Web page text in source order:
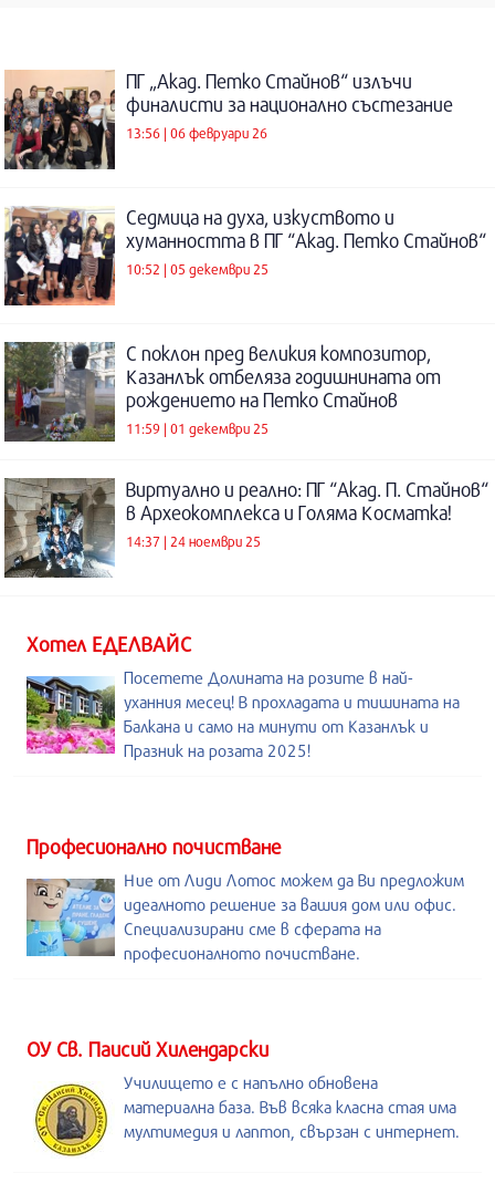
ПГ „Акад. Петко Стайнов“ излъчи
финалисти за национално състезание
13:56 | 06 февруари 26
Седмица на духа, изкуството и
хуманността в ПГ “Акад. Петко Стайнов“
10:52 | 05 декември 25
С поклон пред великия композитор,
Казанлък отбеляза годишнината от
рождението на Петко Стайнов
11:59 | 01 декември 25
Виртуално и реално: ПГ “Акад. П. Стайнов“
в Археокомплекса и Голяма Косматка!
14:37 | 24 ноември 25
Хотел ЕДЕЛВАЙС
Посетете Долината на розите в най-
уханния месец! В прохладата и тишината на
Балкана и само на минути от Казанлък и
Празник на розата 2025!
Професионално почистване
Ние от Лиди Лотос можем да Ви предложим
идеалното решение за вашия дом или офис.
Специализирани сме в сферата на
професионалното почистване.
ОУ Св. Паисий Хилендарски
Училището е с напълно обновена
материална база. Във всяка класна стая има
мултимедия и лаптоп, свързан с интернет.